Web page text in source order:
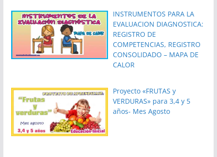
INSTRUMENTOS PARA LA
EVALUACION DIAGNOSTICA:
REGISTRO DE
COMPETENCIAS, REGISTRO
CONSOLIDADO – MAPA DE
CALOR
Proyecto «FRUTAS y
VERDURAS» para 3,4 y 5
años- Mes Agosto